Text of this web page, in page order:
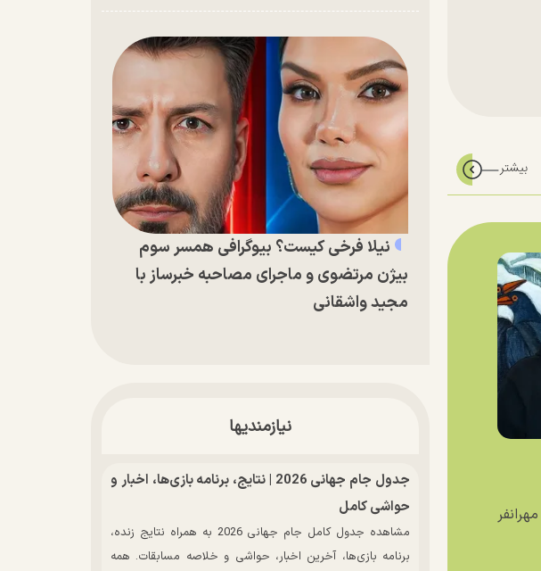
نیلا فرخی کیست؟ بیوگرافی همسر سوم
بیژن مرتضوی و ماجرای مصاحبه خبرساز با
مجید واشقانی
نیازمندیها
جدول جام جهانی 2026 | نتایج، برنامه بازی‌ها، اخبار و
حواشی کامل
مشاهده جدول کامل جام جهانی 2026 به همراه نتایج زنده،
برنامه بازی‌ها، آخرین اخبار، حواشی و خلاصه مسابقات. همه